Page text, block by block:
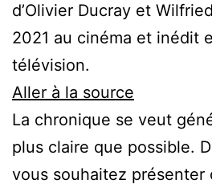
d’Olivier Ducray et
2021 au cinéma et inédit
télévision.
Aller à la source
La chronique se veut
plus claire que possible.
vous souhaitez présenter